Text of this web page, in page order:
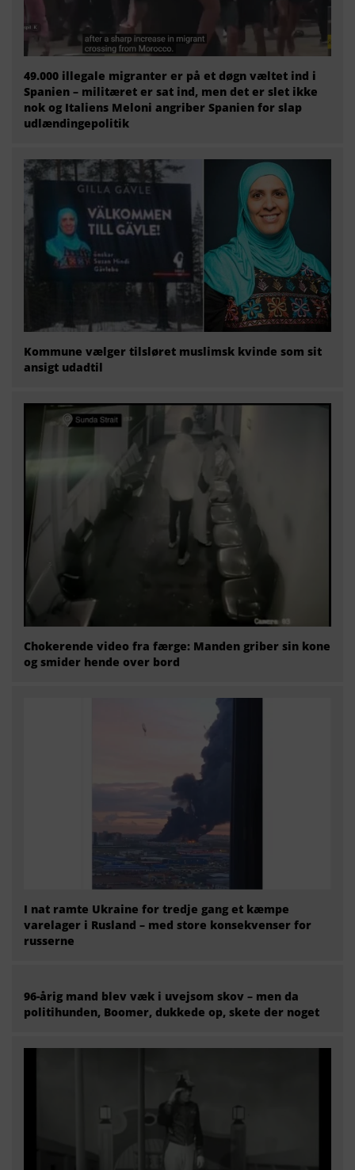
49.000 illegale migranter er på et døgn væltet ind i
Spanien – militæret er sat ind, men det er slet ikke
nok og Italiens Meloni angriber Spanien for slap
udlændingepolitik
Kommune vælger tilsløret muslimsk kvinde som sit
ansigt udadtil
Chokerende video fra færge: Manden griber sin kone
og smider hende over bord
I nat ramte Ukraine for tredje gang et kæmpe
varelager i Rusland – med store konsekvenser for
russerne
96-årig mand blev væk i uvejsom skov – men da
politihunden, Boomer, dukkede op, skete der noget